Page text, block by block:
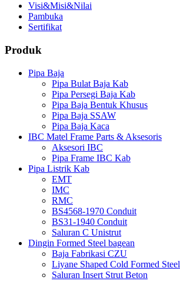
Visi&Misi&Nilai
Pambuka
Sertifikat
Produk
Pipa Baja
Pipa Bulat Baja Kab
Pipa Persegi Baja Kab
Pipa Baja Bentuk Khusus
Pipa Baja SSAW
Pipa Baja Kaca
IBC Matel Frame Parts & Aksesoris
Aksesori IBC
Pipa Frame IBC Kab
Pipa Listrik Kab
EMT
IMC
RMC
BS4568-1970 Conduit
BS31-1940 Conduit
Saluran C Unistrut
Dingin Formed Steel bagean
Baja Fabrikasi CZU
Liyane Shaped Cold Formed Steel
Saluran Insert Strut Beton